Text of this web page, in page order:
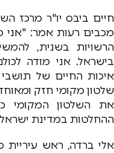
חיים ביבס יו"ר מרכז
מכבים רעות אמר: "אני
הרשויות בשנית,
בישראל. אני מודה
איכות החיים של
שלטון מקומי חזק
את השלטון המקומי
ההחלטות במדינת
אלי ברדה, ראש עיריית